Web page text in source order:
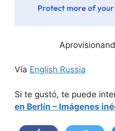
Vía English Russia
Si te gustó, te puede
en Berlín – Imágenes